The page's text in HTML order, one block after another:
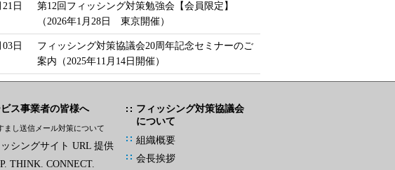
日
第12回フィッシング対策勉強会【会員限定】
（2026年1月28日 東京開催）
日
フィッシング対策協議会20周年記念セミナーのご
案内（2025年11月14日開催）
ス事業者の皆様へ
まし送信メール対策について
シングサイト URL 提供
THINK. CONNECT.
フィッシング対策協議会
について
組織概要
会長挨拶